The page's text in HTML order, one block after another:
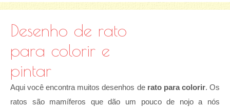
Desenho de rato
para colorir e
pintar
Aqui você encontra muitos desenhos de rato para colorir. Os
ratos são mamíferos que dão um pouco de nojo a nós